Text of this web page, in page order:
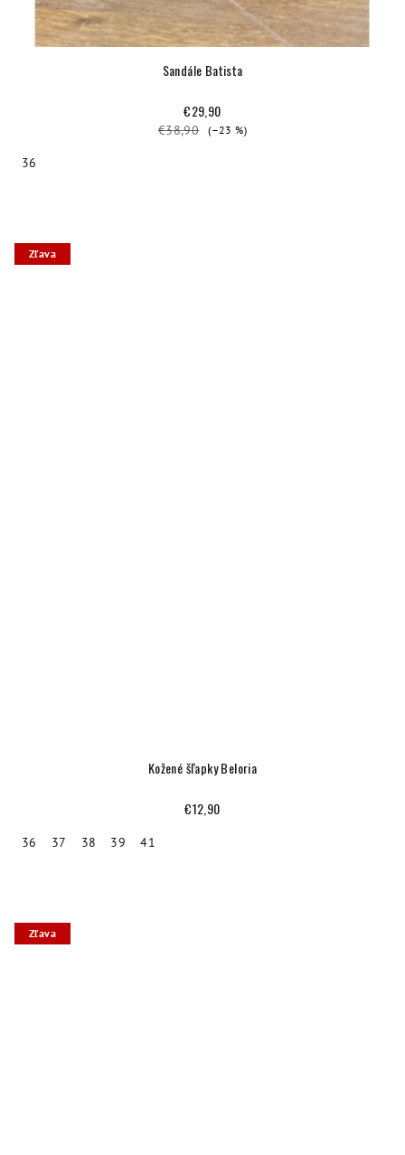
Sandále Batista
€29,90
€38,90 (–23 %)
36
Zľava
Kožené šľapky Beloria
€12,90
36 37 38 39 41
Zľava